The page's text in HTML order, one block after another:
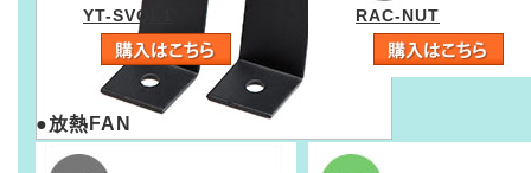
YT-SVQL1 RAC-NUT
●放熱FAN